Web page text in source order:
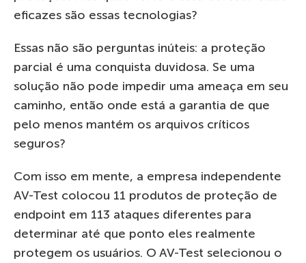
eficazes são essas tecnologias?
Essas não são perguntas inúteis: a proteção
parcial é uma conquista duvidosa. Se uma
solução não pode impedir uma ameaça em seu
caminho, então onde está a garantia de que
pelo menos mantém os arquivos críticos
seguros?
Com isso em mente, a empresa independente
AV-Test colocou 11 produtos de proteção de
endpoint em 113 ataques diferentes para
determinar até que ponto eles realmente
protegem os usuários. O AV-Test selecionou o